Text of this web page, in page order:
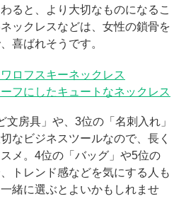
ると、より大切なものになるこ
ックレスなどは、女性の鎖骨を
喜ばれそうです。
ロフスキーネックレス
フにしたキュートなネックレス
文房具」や、3位の「名刺入れ」
なビジネスツールなので、長く
メ。4位の「バッグ」や5位の
トレンド感などを気にする人も
緒に選ぶとよいかもしれませ